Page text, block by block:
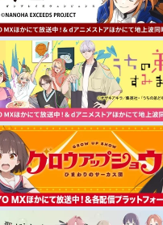
秋アニメ
冬アニメ